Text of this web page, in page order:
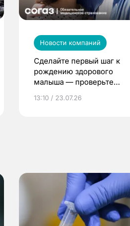
Новости компаний
Сделайте первый шаг к
рождению здорового
малыша — проверьте
по ОМС!
13:10 / 23.07.26